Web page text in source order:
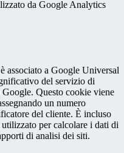
da Google Analytics
associato a Google Universal
del servizio di
Questo cookie viene
un numero
del cliente. È incluso
per calcolare i dati di
di analisi dei siti.